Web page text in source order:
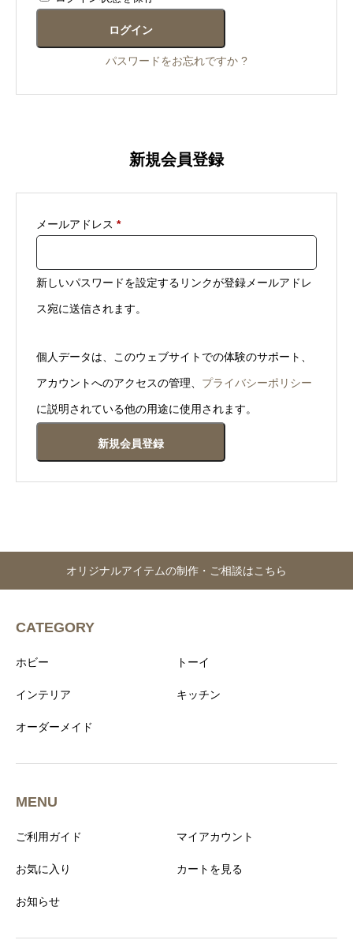
ログイン
パスワードをお忘れですか ?
新規会員登録
メールアドレス *必
新しいパスワードを設定するリンクが登録メールアドレ
ス宛に送信されます。
個人データは、このウェブサイトでの体験のサポート、
アカウントへのアクセスの管理、 プライバシーポリシー
に説明されている他の用途に使用されます。
新規会員登録
オリジナルアイテムの制作・ご相談はこちら
CATEGORY
ホビー トーイ
インテリア キッチン
オーダーメイド
MENU
ご利用ガイド マイアカウント
お気に入り カートを見る
お知らせ